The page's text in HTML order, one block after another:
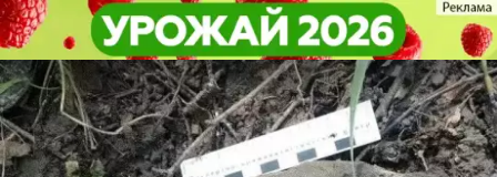
На Чемодановском кладбище
обнаружили снаряд
ПроисшествияНа Чемодановском кладбище
обнаружили снаряд
Происшествия
Другие новости по
теме
Погода и курсы
валют в Пензе